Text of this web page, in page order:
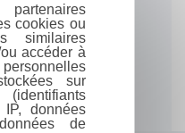
cookies ou
similaires
accéder à
sur
IP, données
de